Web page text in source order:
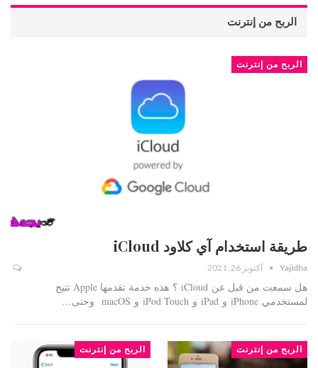
الربح من إنترنت
الربح من إنترنت
طريقة استخدام آي كلاود iCloud
Yajidha أكتوبر 26, 2021
هل سمعت من قبل عن iCloud ؟ هذه خدمة تقدمها Apple تتيح
لمستخدمي iPhone و iPad و iPod Touch و macOS وحتى…
الربح من إنترنت الربح من إنترنت